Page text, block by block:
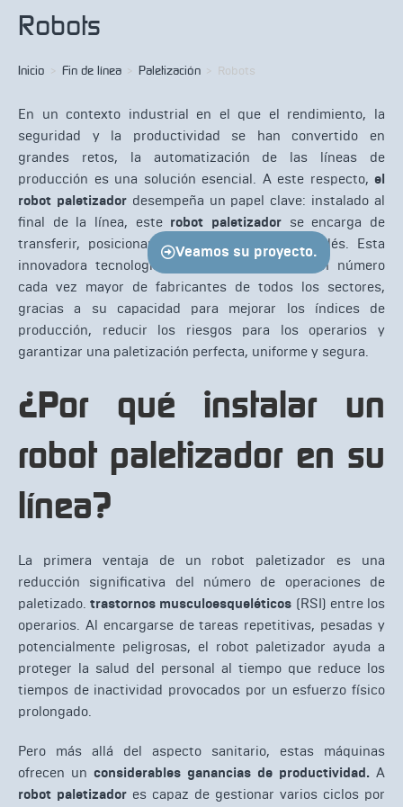
Veamos su proyecto.
Robots
Inicio > Fin de línea > Paletización > Robots
En un contexto industrial en el que el rendimiento, la
seguridad y la productividad se han convertido en
grandes retos, la automatización de las líneas de
producción es una solución esencial. A este respecto, el
robot paletizadordesempeña un papel clave: instalado al
final de la línea, este robot paletizador se encarga de
transferir, posicionar y apilar productos en palés. Esta
innovadora tecnología está conquistando a un número
cada vez mayor de fabricantes de todos los sectores,
gracias a su capacidad para mejorar los índices de
producción, reducir los riesgos para los operarios y
garantizar una paletización perfecta, uniforme y segura.
¿Por qué instalar un
robot paletizador en su
línea?
La primera ventaja de un robot paletizador es una
reducción significativa del número de operaciones de
paletizado.trastornos musculoesqueléticos (RSI) entre los
operarios. Al encargarse de tareas repetitivas, pesadas y
potencialmente peligrosas, el robot paletizador ayuda a
proteger la salud del personal al tiempo que reduce los
tiempos de inactividad provocados por un esfuerzo físico
prolongado.
Pero más allá del aspecto sanitario, estas máquinas
ofrecen un considerables ganancias de productividad. A
robot paletizador es capaz de gestionar varios ciclos por